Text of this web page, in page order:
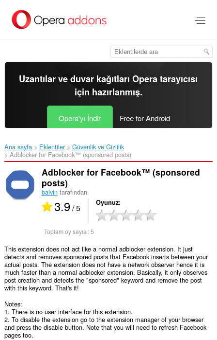
içeriğe
Uzantılar ve duvar kağıtlarıOpera tarayıcısı
için hazırlanmış.
Opera'yı İndir Free for Android
Ana sayfa Eklentiler
Güvenlik ve Gizlilik
Adblocker for Facebook™ (sponsored posts)‎
Adblocker for Facebook™ (sponsored
posts)
balvintarafından
3.9/ 5 Oyunuz
Toplam oy sayısı:5
This extension does not act like a normal adblocker extension. It just
detects and removes sponsored posts that Facebook inserts between your
actual posts. The extension does not have a network observer hence it is
much faster than a normal adblocker extension. Basically, it only observes
post creation and detects the "sponsored" keyword and remove the post
with this keyword. That's it!
Notes:
1. There is no user interface for this extension.
2. To disable the extension go to the extension manager of your browser
and press the disable button. Note that you will need to refresh Facebook
pages too.